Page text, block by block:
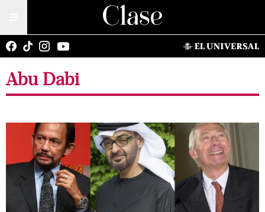
Abu Dabi